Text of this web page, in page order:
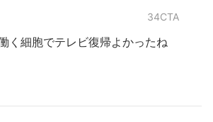
34CTA
く細胞でテレビ復帰よかったね